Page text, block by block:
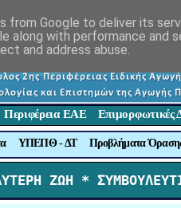
Περιφέρεια ΕΑΕ Επιμορφωτικές
ΥΠΕΠΘ - ΔΤ Προβλήματα
ΖΩΗ *
from Google to deliver its
along with performance
and address abuse.